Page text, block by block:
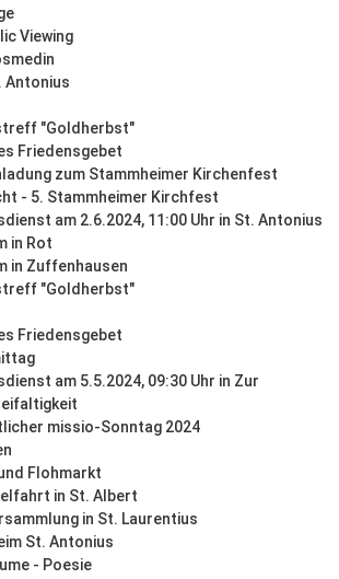
Viewing
Antonius
"Goldherbst"
Friedensgebet
zum Stammheimer Kirchenfest
- 5. Stammheimer Kirchfest
am 2.6.2024, 11:00 Uhr in St. Antonius
in Rot
in Zuffenhausen
"Goldherbst"
Friedensgebet
am 5.5.2024, 09:30 Uhr in Zur
missio-Sonntag 2024
Flohmarkt
in St. Albert
in St. Laurentius
St. Antonius
- Poesie